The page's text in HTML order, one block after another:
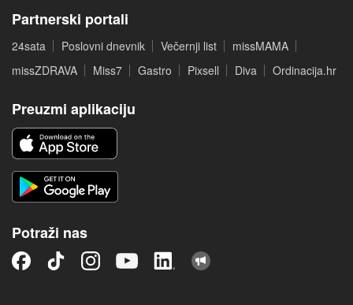
Partnerski portali
24sata Poslovni dnevnik Večernji list
missMAMA
missZDRAVA
Miss7 Gastro Pixsell Diva Ordinacija.hr
Preuzmi aplikaciju
Potraži nas